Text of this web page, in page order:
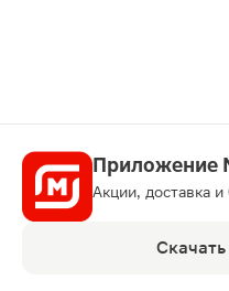
Приложение
Акции, доставка